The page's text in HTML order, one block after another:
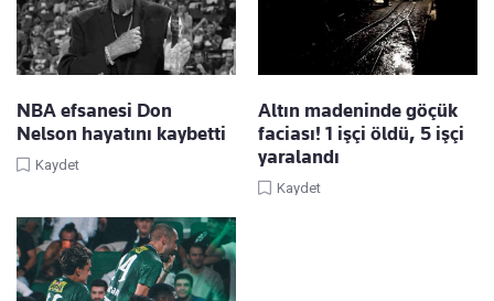
NBA efsanesi Don
Nelson hayatını kaybetti
Kaydet
Altın madeninde göçük
faciası! 1 işçi öldü, 5 işçi
yaralandı
Kaydet